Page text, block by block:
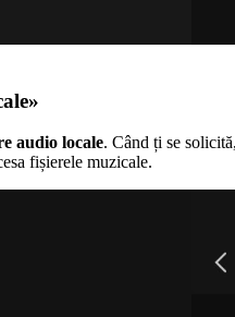
audio locale. Când ți se
fișierele muzicale.